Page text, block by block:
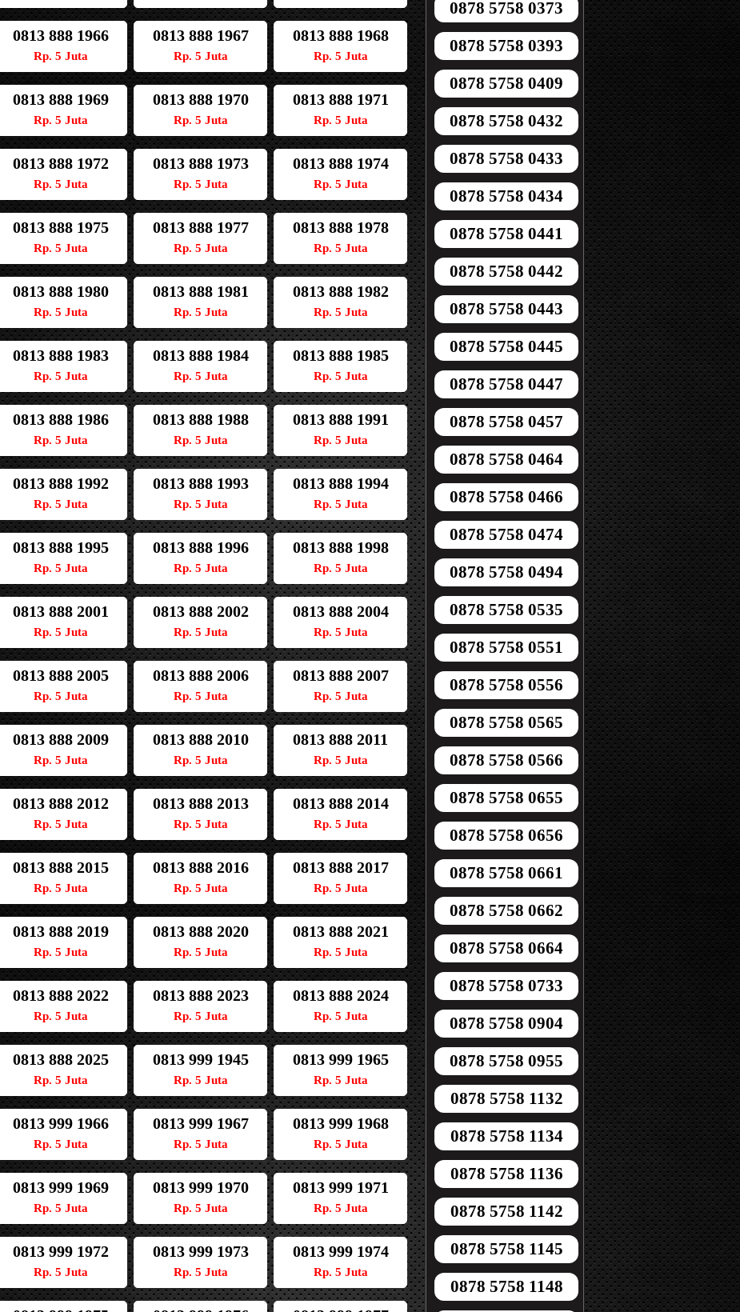
0813 888 1966
Rp. 5 Juta
0813 888 1967
Rp. 5 Juta
0813 888 1968
Rp. 5 Juta
0813 888 1969
Rp. 5 Juta
0813 888 1970
Rp. 5 Juta
0813 888 1971
Rp. 5 Juta
0813 888 1972
Rp. 5 Juta
0813 888 1973
Rp. 5 Juta
0813 888 1974
Rp. 5 Juta
0813 888 1975
Rp. 5 Juta
0813 888 1977
Rp. 5 Juta
0813 888 1978
Rp. 5 Juta
0813 888 1980
Rp. 5 Juta
0813 888 1981
Rp. 5 Juta
0813 888 1982
Rp. 5 Juta
0813 888 1983
Rp. 5 Juta
0813 888 1984
Rp. 5 Juta
0813 888 1985
Rp. 5 Juta
0813 888 1986
Rp. 5 Juta
0813 888 1988
Rp. 5 Juta
0813 888 1991
Rp. 5 Juta
0813 888 1992
Rp. 5 Juta
0813 888 1993
Rp. 5 Juta
0813 888 1994
Rp. 5 Juta
0813 888 1995
Rp. 5 Juta
0813 888 1996
Rp. 5 Juta
0813 888 1998
Rp. 5 Juta
0813 888 2001
Rp. 5 Juta
0813 888 2002
Rp. 5 Juta
0813 888 2004
Rp. 5 Juta
0813 888 2005
Rp. 5 Juta
0813 888 2006
Rp. 5 Juta
0813 888 2007
Rp. 5 Juta
0813 888 2009
Rp. 5 Juta
0813 888 2010
Rp. 5 Juta
0813 888 2011
Rp. 5 Juta
0813 888 2012
Rp. 5 Juta
0813 888 2013
Rp. 5 Juta
0813 888 2014
Rp. 5 Juta
0813 888 2015
Rp. 5 Juta
0813 888 2016
Rp. 5 Juta
0813 888 2017
Rp. 5 Juta
0813 888 2019
Rp. 5 Juta
0813 888 2020
Rp. 5 Juta
0813 888 2021
Rp. 5 Juta
0813 888 2022
Rp. 5 Juta
0813 888 2023
Rp. 5 Juta
0813 888 2024
Rp. 5 Juta
0813 888 2025
Rp. 5 Juta
0813 999 1945
Rp. 5 Juta
0813 999 1965
Rp. 5 Juta
0813 999 1966
Rp. 5 Juta
0813 999 1967
Rp. 5 Juta
0813 999 1968
Rp. 5 Juta
0813 999 1969
Rp. 5 Juta
0813 999 1970
Rp. 5 Juta
0813 999 1971
Rp. 5 Juta
0813 999 1972
Rp. 5 Juta
0813 999 1973
Rp. 5 Juta
0813 999 1974
Rp. 5 Juta
0878 5758 0373
0878 5758 0393
0878 5758 0409
0878 5758 0432
0878 5758 0433
0878 5758 0434
0878 5758 0441
0878 5758 0442
0878 5758 0443
0878 5758 0445
0878 5758 0447
0878 5758 0457
0878 5758 0464
0878 5758 0466
0878 5758 0474
0878 5758 0494
0878 5758 0535
0878 5758 0551
0878 5758 0556
0878 5758 0565
0878 5758 0566
0878 5758 0655
0878 5758 0656
0878 5758 0661
0878 5758 0662
0878 5758 0664
0878 5758 0733
0878 5758 0904
0878 5758 0955
0878 5758 1132
0878 5758 1134
0878 5758 1136
0878 5758 1142
0878 5758 1145
0878 5758 1148